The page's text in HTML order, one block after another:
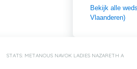
Bekijk alle
Vlaanderen)
STATS: METANOUS NAVOK LADIES NAZARETH A